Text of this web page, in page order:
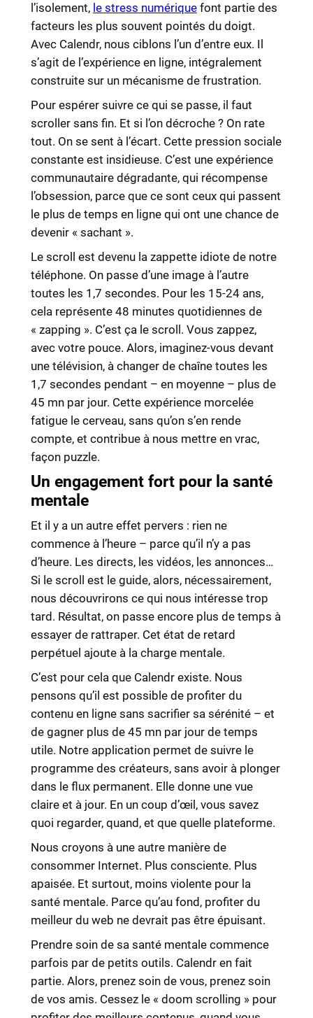
l’isolement, le stress numériquefont partie des
facteurs les plus souvent pointés du doigt.
Avec Calendr, nous ciblons l’un d’entre eux. Il
s’agit de l’expérience en ligne, intégralement
construite sur un mécanisme de frustration.
Pour espérer suivre ce qui se passe, il faut
scroller sans fin. Et si l’on décroche ? On rate
tout. On se sent à l’écart. Cette pression sociale
constante est insidieuse. C’est une expérience
communautaire dégradante, qui récompense
l’obsession, parce que ce sont ceux qui passent
le plus de temps en ligne qui ont une chance de
devenir « sachant ».
Le scroll est devenu la zappette idiote de notre
téléphone. On passe d’une image à l’autre
toutes les 1,7 secondes. Pour les 15-24 ans,
cela représente 48 minutes quotidiennes de
« zapping ». C’est ça le scroll. Vous zappez,
avec votre pouce. Alors, imaginez-vous devant
une télévision, à changer de chaîne toutes les
1,7 secondes pendant – en moyenne – plus de
45 mn par jour. Cette expérience morcelée
fatigue le cerveau, sans qu’on s’en rende
compte, et contribue à nous mettre en vrac,
façon puzzle.
Un engagement fort pour la santé
mentale
Et il y a un autre effet pervers : rien ne
commence à l’heure – parce qu’il n’y a pas
d’heure. Les directs, les vidéos, les annonces…
Si le scroll est le guide, alors, nécessairement,
nous découvrirons ce qui nous intéresse trop
tard. Résultat, on passe encore plus de temps à
essayer de rattraper. Cet état de retard
perpétuel ajoute à la charge mentale.
C’est pour cela que Calendr existe. Nous
pensons qu’il est possible de profiter du
contenu en ligne sans sacrifier sa sérénité – et
de gagner plus de 45 mn par jour de temps
utile. Notre application permet de suivre le
programme des créateurs, sans avoir à plonger
dans le flux permanent. Elle donne une vue
claire et à jour. En un coup d’œil, vous savez
quoi regarder, quand, et que quelle plateforme.
Nous croyons à une autre manière de
consommer Internet. Plus consciente. Plus
apaisée. Et surtout, moins violente pour la
santé mentale. Parce qu’au fond, profiter du
meilleur du web ne devrait pas être épuisant.
Prendre soin de sa santé mentale commence
parfois par de petits outils. Calendr en fait
partie. Alors, prenez soin de vous, prenez soin
de vos amis. Cessez le « doom scrolling » pour